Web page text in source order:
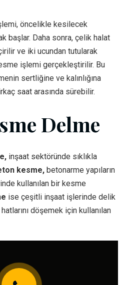
öncelikle kesilecek
başlar. Daha sonra, çelik halat
ve iki ucundan tutularak
işlemi gerçekleştirilir. Bu
sertliğine ve kalınlığına
saat arasında sürebilir.
Delme
inşaat sektöründe sıklıkla
kesme, betonarme yapıların
kullanılan bir kesme
ise çeşitli inşaat işlerinde delik
döşemek için kullanılan